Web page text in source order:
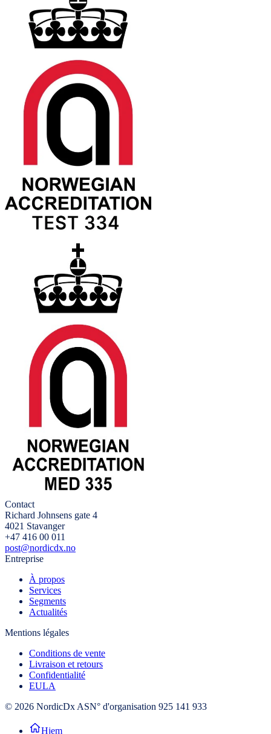
Contact
Richard Johnsens gate 4
4021 Stavanger
+47 416 00 011
post@nordicdx.no
Entreprise
À propos
Services
Segments
Actualités
Mentions légales
Conditions de vente
Livraison et retours
Confidentialité
EULA
© 2026 NordicDx ASN° d'organisation 925 141 933
Hjem